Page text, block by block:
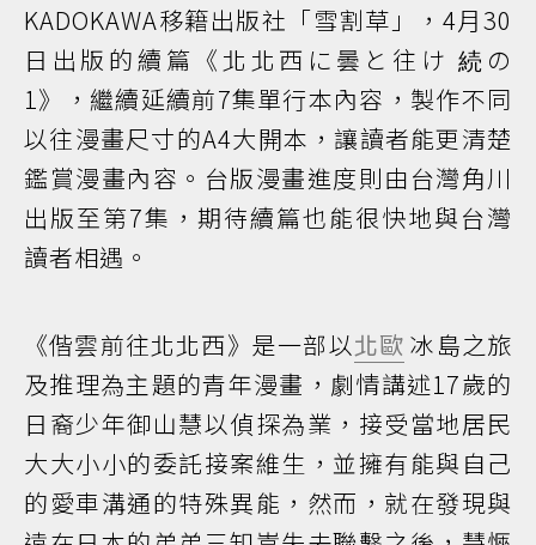
KADOKAWA移籍出版社「雪割草」，4月30
日出版的續篇《北北西に曇と往け 続の
1》，繼續延續前7集單行本內容，製作不同
以往漫畫尺寸的A4大開本，讓讀者能更清楚
鑑賞漫畫內容。台版漫畫進度則由台灣角川
出版至第7集，期待續篇也能很快地與台灣
讀者相遇。
《偕雲前往北北西》是一部以北歐 冰島之旅
及推理為主題的青年漫畫，劇情講述17歲的
日裔少年御山慧以偵探為業，接受當地居民
大大小小的委託接案維生，並擁有能與自己
的愛車溝通的特殊異能，然而，就在發現與